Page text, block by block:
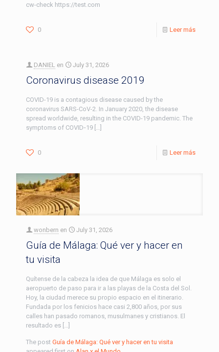
cw-check https://test.com
0 Leer más
DANIEL en July 31, 2026
Coronavirus disease 2019
COVID-19 is a contagious disease caused by the
coronavirus SARS-CoV-2. In January 2020, the disease
spread worldwide, resulting in the COVID-19 pandemic. The
symptoms of COVID‑19 […]
0 Leer más
wonbern en July 31, 2026
Guía de Málaga: Qué ver y hacer en
tu visita
Quítense de la cabeza la idea de que Málaga es solo el
aeropuerto de paso para ir a las playas de la Costa del Sol.
Hoy, la ciudad merece su propio espacio en el itinerario.
Fundada por los fenicios hace casi 2,800 años, por sus
calles han pasado romanos, musulmanes y cristianos. El
resultado es […]
The post Guía de Málaga: Qué ver y hacer en tu visita